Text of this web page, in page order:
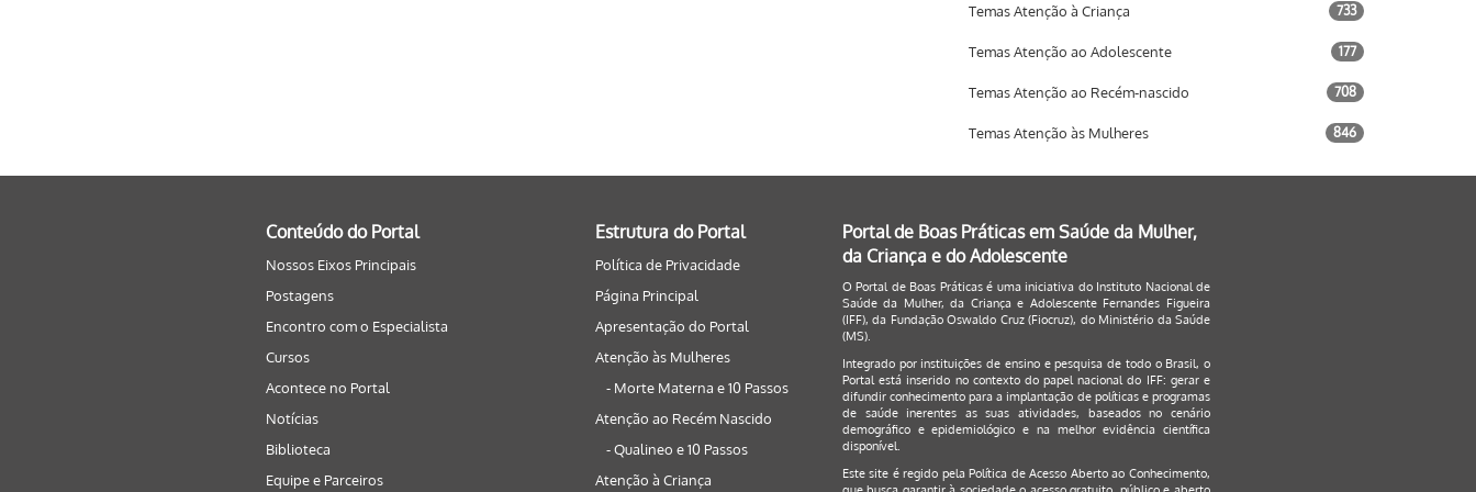
Temas Atenção à Criança 733
Temas Atenção ao Adolescente 177
Temas Atenção ao Recém-nascido 708
Temas Atenção às Mulheres 846
Conteúdo do Portal
Nossos Eixos Principais
Postagens
Encontro com o Especialista
Cursos
Acontece no Portal
Notícias
Biblioteca
Equipe e Parceiros
Estrutura do Portal
Política de Privacidade
Página Principal
Apresentação do Portal
Atenção às Mulheres
- Morte Materna e 10 Passos
Atenção ao Recém Nascido
- Qualineo e 10 Passos
Atenção à Criança
Portal de Boas Práticas em Saúde da Mulher,
da Criança e do Adolescente
O Portal de Boas Práticas é uma iniciativa do Instituto Nacional de
Saúde da Mulher, da Criança e Adolescente Fernandes Figueira
(IFF), da Fundação Oswaldo Cruz (Fiocruz), do Ministério da Saúde
(MS).
Integrado por instituições de ensino e pesquisa de todo o Brasil, o
Portal está inserido no contexto do papel nacional do IFF: gerar e
difundir conhecimento para a implantação de políticas e programas
de saúde inerentes as suas atividades, baseados no cenário
demográfico e epidemiológico e na melhor evidência científica
disponível.
Este site é regido pelaPolítica de Acesso Aberto ao Conhecimento,